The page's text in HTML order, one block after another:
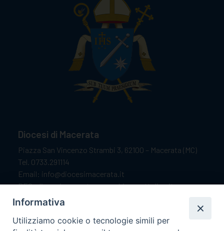
Diocesi di Macerata
Piazza San Vincenzo Strambi 3, 62100 – Macerata (MC)
Tel. 0733.291114
Email: info@diocesimacerata.it
PEC: diocesimacerata@pec.chiesacattolica.it
Comunicazioni urgenti WhatsApp:
Informativa
Utilizziamo cookie o tecnologie simili per